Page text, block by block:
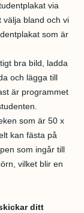
via
välja bland och vi
som är
bra bild, ladda
och lägga till
är programmet
som är 50 x
kan fästa på
som ingår till
vilket blir en
ditt